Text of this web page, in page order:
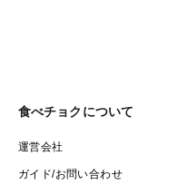
食べチョクについて
運営会社
ガイド/お問い合わせ